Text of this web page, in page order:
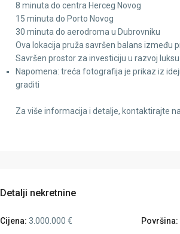
8 minuta do centra Herceg Novog
15 minuta do Porto Novog
30 minuta do aerodroma u Dubrovniku
Ova lokacija pruža savršen balans između
Savršen prostor za investiciju u razvoj
Napomena: treća fotografija je prikaz iz
graditi
Za više informacija i detalje, kontaktirajte
Detalji nekretnine
Cijena: 3.000.000 € Površina: